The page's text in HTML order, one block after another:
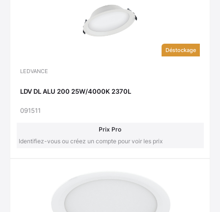
Déstockage
LEDVANCE
LDV DL ALU 200 25W/4000K 2370L
091511
Prix Pro
Identifiez-vous ou créez un compte pour voir les prix